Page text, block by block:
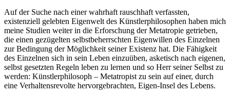
Auf der Suche nach einer wahrhaft rauschhaft verfassten,
existenziell gelebten Eigenwelt des Künstlerphilosophen haben mich
meine Studien weiter in die Erforschung der Metatropie getrieben,
die einen gezügelten selbstbeherrschten Eigenwillen des Einzelnen
zur Bedingung der Möglichkeit seiner Existenz hat. Die Fähigkeit
des Einzelnen sich in sein Leben einzuüben, asketisch nach eigenen,
selbst gesetzten Regeln leben zu lernen und so Herr seiner Selbst zu
werden: Künstlerphilosoph – Metatropist zu sein auf einer, durch
eine Verhaltensrevolte hervorgebrachten, Eigen-Insel des Lebens.